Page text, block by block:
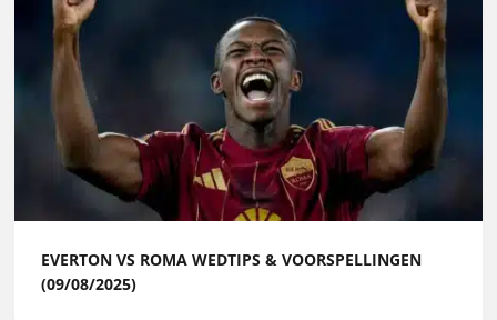
EVERTON VS ROMA WEDTIPS & VOORSPELLINGEN
(09/08/2025)